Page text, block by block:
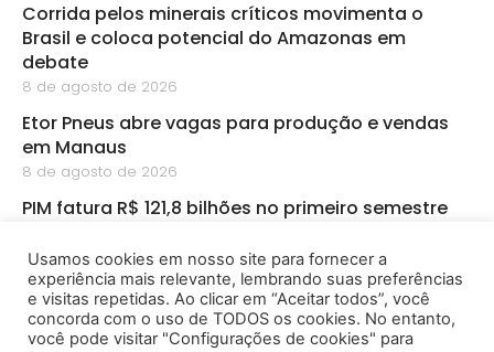
Corrida pelos minerais críticos movimenta o
Brasil e coloca potencial do Amazonas em
debate
8 de agosto de 2026
Etor Pneus abre vagas para produção e vendas
em Manaus
8 de agosto de 2026
PIM fatura R$ 121,8 bilhões no primeiro semestre
CBA abre inscrições para startups de
bioeconomia na Amazônia
8 de agosto de 2026
Usamos cookies em nosso site para fornecer a
experiência mais relevante, lembrando suas preferências
e visitas repetidas. Ao clicar em “Aceitar todos”, você
concorda com o uso de TODOS os cookies. No entanto,
você pode visitar "Configurações de cookies" para